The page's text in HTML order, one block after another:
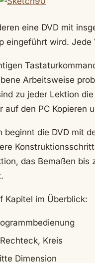
eine DVD mit
eingeführt wird.
Arbeitsweise
zu jeder Lektion
auf den PC Kopieren
beginnt die DVD mit
das Bemaßen
Kapitel im Überblick:
Kreis
Dimension